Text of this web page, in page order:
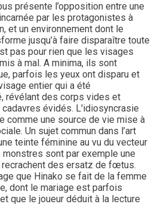
présente l’opposition entre une
par les protagonistes à
et un environnement dont le
jusqu’à faire disparaître toute
pas pour rien que les visages
à mal. A minima, ils sont
parfois les yeux ont disparu et
entier qui a été
révélant des corps vides et
évidés. L'idiosyncrasie
comme une source de vie mise à
Un sujet commun dans l’art
teinte féminine au vu du vecteur
monstres sont par exemple une
des ersatz de fœtus.
que Hinako se fait de la femme
dont le mariage est parfois
que le joueur déduit à la lecture